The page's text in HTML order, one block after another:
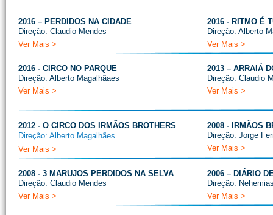
2016 – PERDIDOS NA CIDADE
Direção: Claudio Mendes
Ver Mais >
2016 - RITMO É
Direção: Alberto
Ver Mais >
2016 - CIRCO NO PARQUE
Direção: Alberto Magalhãaes
Ver Mais >
2013 – ARRAIÁ
Direção: Claudio
Ver Mais >
2012 - O CIRCO DOS IRMÃOS BROTHERS
Direção: Alberto Magalhães
Ver Mais >
2008 - IRMÃOS
Direção: Jorge
Ver Mais >
2008 - 3 MARUJOS PERDIDOS NA SELVA
Direção: Claudio Mendes
Ver Mais >
2006 – DIÁRIO
Direção:
Ver Mais >